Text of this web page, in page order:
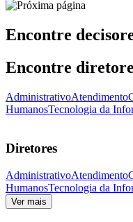
Encontre
Encontre
AdministrativoAtendimento
HumanosTecnologia da
Diretores
AdministrativoAtendimento
HumanosTecnologia da
Ver mais